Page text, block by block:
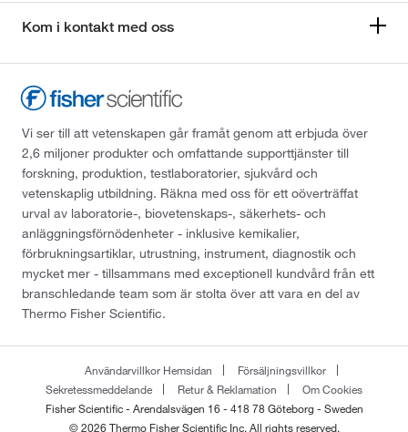
Kom i kontakt med oss
Vi ser till att vetenskapen går framåt genom att erbjuda över
2,6 miljoner produkter och omfattande supporttjänster till
forskning, produktion, testlaboratorier, sjukvård och
vetenskaplig utbildning. Räkna med oss för ett oöverträffat
urval av laboratorie-, biovetenskaps-, säkerhets- och
anläggningsförnödenheter - inklusive kemikalier,
förbrukningsartiklar, utrustning, instrument, diagnostik och
mycket mer - tillsammans med exceptionell kundvård från ett
branschledande team som är stolta över att vara en del av
Thermo Fisher Scientific.
Användarvillkor Hemsidan
Försäljningsvillkor
Sekretessmeddelande
Retur & Reklamation
Om Cookies
Fisher Scientific - Arendalsvägen 16 - 418 78 Göteborg - Sweden
© 2026 Thermo Fisher Scientific Inc. All rights reserved.